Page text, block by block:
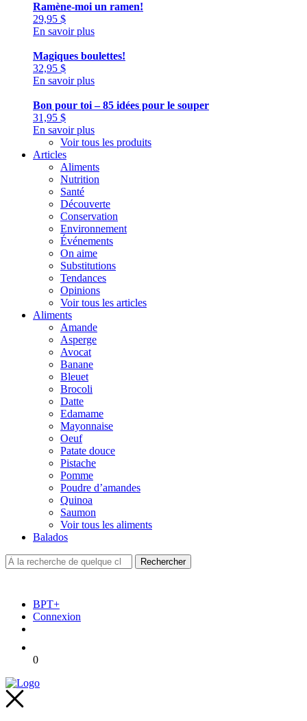
Ramène-moi un ramen!
29,95 $
En savoir plus
Magiques boulettes!
32,95 $
En savoir plus
Bon pour toi – 85 idées pour le souper
31,95 $
En savoir plus
Voir tous les produits
Articles
Aliments
Nutrition
Santé
Découverte
Conservation
Environnement
Événements
On aime
Substitutions
Tendances
Opinions
Voir tous les articles
Aliments
Amande
Asperge
Avocat
Banane
Bleuet
Brocoli
Datte
Edamame
Mayonnaise
Oeuf
Patate douce
Pistache
Pomme
Poudre d’amandes
Quinoa
Saumon
Voir tous les aliments
Balados
BPT+
Connexion
0